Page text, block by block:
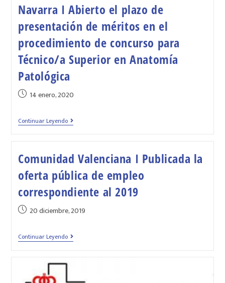
Navarra I Abierto el plazo de
presentación de méritos en el
procedimiento de concurso para
Técnico/a Superior en Anatomía
Patológica
14 enero, 2020
Continuar Leyendo
Comunidad Valenciana I Publicada la
oferta pública de empleo
correspondiente al 2019
20 diciembre, 2019
Continuar Leyendo